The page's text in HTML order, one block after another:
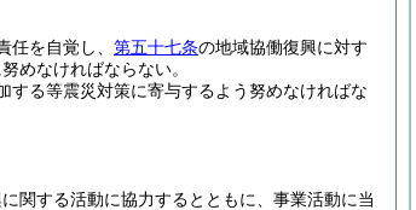
を自覚し、 第五十七条の地域協働復興に対す
めなければならない。
る等震災対策に寄与するよう努めなければな
関する活動に協力するとともに、事業活動に当